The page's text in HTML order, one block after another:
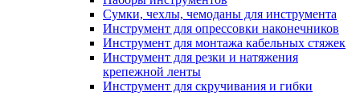
Сумки, чехлы, чемоданы для инструмента
Инструмент для опрессовки наконечников
Инструмент для монтажа кабельных стяжек
Инструмент для резки и натяжения
крепежной ленты
Инструмент для скручивания и гибки